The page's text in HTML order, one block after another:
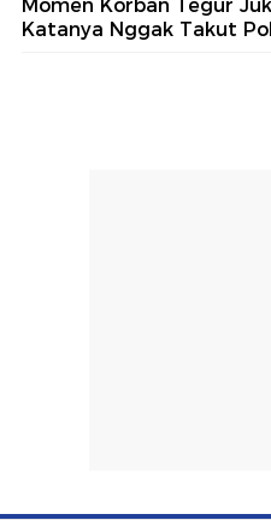
Momen Korban Tegur
Katanya Nggak Takut